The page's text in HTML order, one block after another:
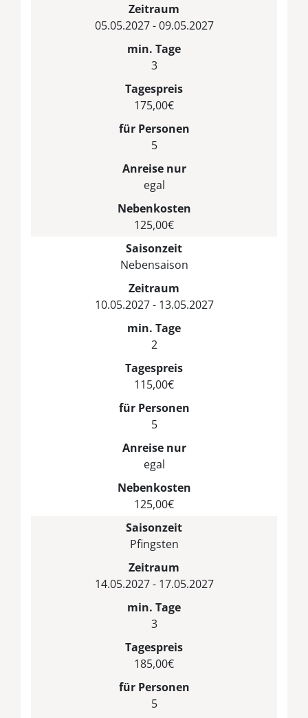
Zeitraum
05.05.2027 - 09.05.2027
min. Tage
3
Tagespreis
175,00€
für Personen
5
Anreise nur
egal
Nebenkosten
125,00€
Saisonzeit
Nebensaison
Zeitraum
10.05.2027 - 13.05.2027
min. Tage
2
Tagespreis
115,00€
für Personen
5
Anreise nur
egal
Nebenkosten
125,00€
Saisonzeit
Pfingsten
Zeitraum
14.05.2027 - 17.05.2027
min. Tage
3
Tagespreis
185,00€
für Personen
5